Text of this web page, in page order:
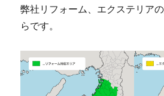
弊社リフォーム、エクステリア
らです。